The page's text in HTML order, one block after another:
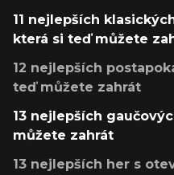
11 nejlepších
která si teď můžete
12 nejlepších
teď můžete zahrát
13 nejlepších
můžete zahrát
13 nejlepších her s